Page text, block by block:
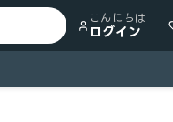
こんにちは
ログイン